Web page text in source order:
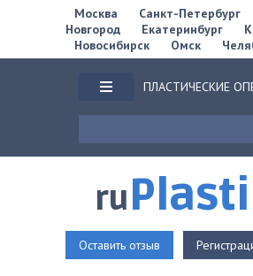
Москва Санкт-Петербург
Новгород
Екатеринбург
Новосибирск
Омск
ПЛАСТИЧЕСКИЕ
ru
Оставить отзыв